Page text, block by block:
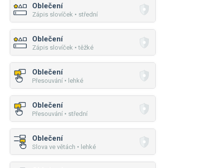
Oblečení
Zápis slovíček • střední
Oblečení
Zápis slovíček • těžké
Oblečení
Přesouvání • lehké
Oblečení
Přesouvání • střední
Oblečení
Slova ve větách • lehké